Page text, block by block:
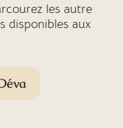
les autre
disponibles aux